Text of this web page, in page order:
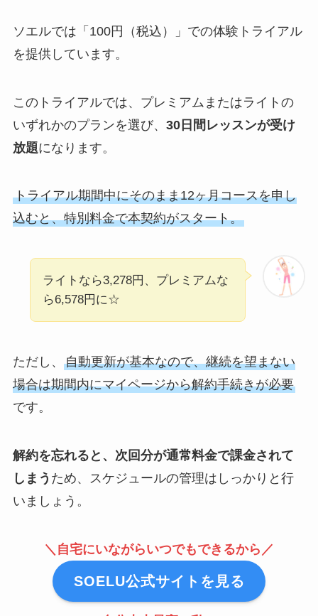
ソエルでは「100円（税込）」での体験トライアル
を提供しています。
このトライアルでは、プレミアムまたはライトの
いずれかのプランを選び、 30日間レッスンが受け
放題になります。
トライアル期間中にそのまま12ヶ月コースを申し
込むと、特別料金で本契約がスタート。
ライトなら3,278円、プレミアムな
ら6,578円に☆
ただし、 自動更新が基本なので、継続を望まない
場合は期間内にマイページから解約手続きが必要
です。
解約を忘れると、次回分が通常料金で課金されて
しまう ため、スケジュールの管理はしっかりと行
いましょう。
＼自宅にいながらいつでもできるから／
SOELU公式サイトを見る